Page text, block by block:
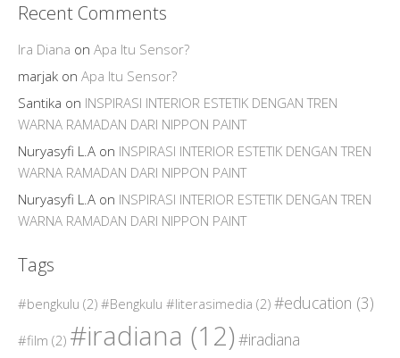
Recent Comments
Ira Diana on Apa Itu Sensor?
marjak on Apa Itu Sensor?
Santika on INSPIRASI INTERIOR ESTETIK DENGAN TREN
WARNA RAMADAN DARI NIPPON PAINT
Nuryasyfi L.A on INSPIRASI INTERIOR ESTETIK DENGAN TREN
WARNA RAMADAN DARI NIPPON PAINT
Nuryasyfi L.A on INSPIRASI INTERIOR ESTETIK DENGAN TREN
WARNA RAMADAN DARI NIPPON PAINT
Tags
#bengkulu (2) #Bengkulu #literasimedia (2) #education (3)
#film (2) #iradiana (12) #iradiana